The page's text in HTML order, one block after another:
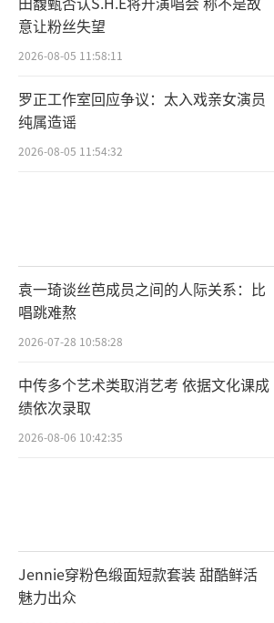
张艺兴饰演的青年将军华
扎饰演的匈奴公主梦云也同样
儿十足的角色对于娜扎来说是
战，不仅要在表演上展现匈奴
敢，还要完成一系列高难度动
学！”没有犹豫，娜扎毅然接
为了角色弓马娴熟的需要，零
一个月的时间内就学会了骑
作。
导演唐季礼和成龙大哥为
鼓励，娜扎克服了重重困难，
作，将匈奴公主的英姿侠气展
成龙大哥赞叹：“接下来
意让粉丝失望
2026-08-05 11:58:11
罗正工作室回应争议：太入戏亲女演员
纯属造谣
2026-08-05 11:54:32
袁一琦谈丝芭成员之间的人际关系：比
唱跳难熬
2026-07-28 10:58:28
中传多个艺术类取消艺考 依据文化课成
绩依次录取
2026-08-06 10:42:35
Jennie穿粉色缎面短款套装 甜酷鲜活
魅力出众